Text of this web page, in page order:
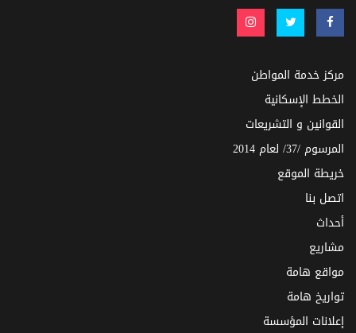
مركز خدمة المواطن
الخطط الإسكانية
القوانين و التشريعات
المرسوم /37/ لعام 2014
خريطة الموقع
اتصل بنا
أحداث
مشاريع
مواقع هامة
تواريخ هامة
إعلانات المؤسسة